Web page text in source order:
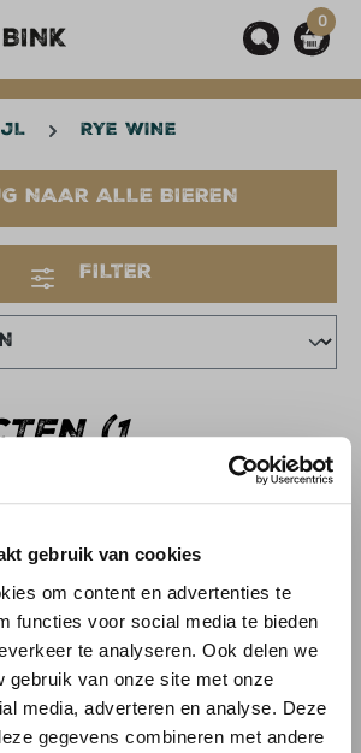
gebruik van cookies
om content en advertenties te
functies voor social media te bieden
te analyseren. Ook delen we
gebruik van onze site met onze
media, adverteren en analyse. Deze
gegevens combineren met andere
0
RYE WINE
NAAR ALLE BIEREN
FILTER
(1